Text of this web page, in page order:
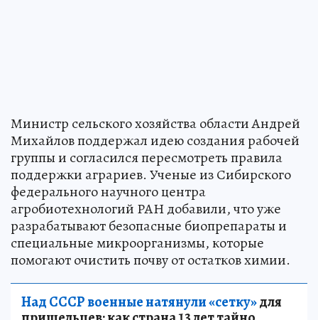
Министр сельского хозяйства области Андрей
Михайлов поддержал идею создания рабочей
группы и согласился пересмотреть правила
поддержки аграриев. Ученые из Сибирского
федерального научного центра
агробиотехнологий РАН добавили, что уже
разрабатывают безопасные биопрепараты и
специальные микроорганизмы, которые
помогают очистить почву от остатков химии.
Над СССР военные натянули «сетку»для